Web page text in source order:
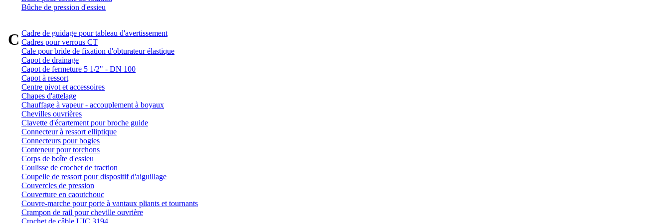
Bûche de pression d'essieu
CCadre de guidage pour tableau d'avertissement
Cadres pour verrous CT
Cale pour bride de fixation d'obturateur élastique
Capot de drainage
Capot de fermeture 5 1/2" - DN 100
Capot à ressort
Centre pivot et accessoires
Chapes d'attelage
Chauffage à vapeur - accouplement à boyaux
Chevilles ouvrières
Clavette d'écartement pour broche guide
Connecteur à ressort elliptique
Connecteurs pour bogies
Conteneur pour torchons
Corps de boîte d'essieu
Coulisse de crochet de traction
Coupelle de ressort pour dispositif d'aiguillage
Couvercles de pression
Couverture en caoutchouc
Couvre-marche pour porte à vantaux pliants et tournants
Crampon de rail pour cheville ouvrière
Crochet de câble UIC 3194